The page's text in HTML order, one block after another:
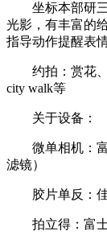
坐标本部研
光影，有丰富的
指导动作提醒表
约拍：赏花
city walk等
关于设备：
微单相机：
滤镜）
胶片单反：
拍立得：富